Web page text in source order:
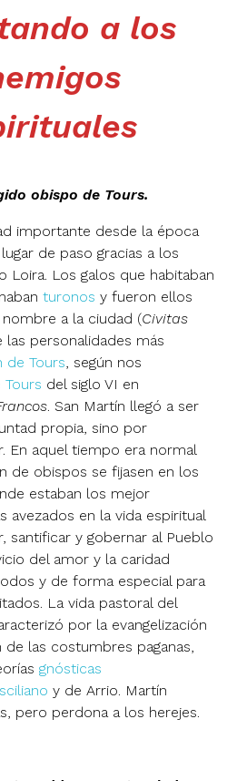
a los
obispo de Tours.
importante desde la época
de paso gracias a los
Loira. Los galos que habitaban
turonos y fueron ellos
a la ciudad (Civitas
las personalidades más
de Tours, según nos
Tours del siglo VI en
. San Martín llegó a ser
propia, sino por
En aquel tiempo era normal
de obispos se fijasen en los
estaban los mejor
avezados en la vida espiritual
santificar y gobernar al Pueblo
del amor y la caridad
y de forma especial para
La vida pastoral del
por la evangelización
las costumbres paganas,
gnósticas
y de Arrio. Martín
pero perdona a los herejes.